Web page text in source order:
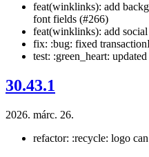
feat(winklinks): add
font fields (#266)
feat(winklinks): add
fix: :bug: fixed
test: :green_heart:
30.43.1
2026. márc. 26.
refactor: :recycle: logo